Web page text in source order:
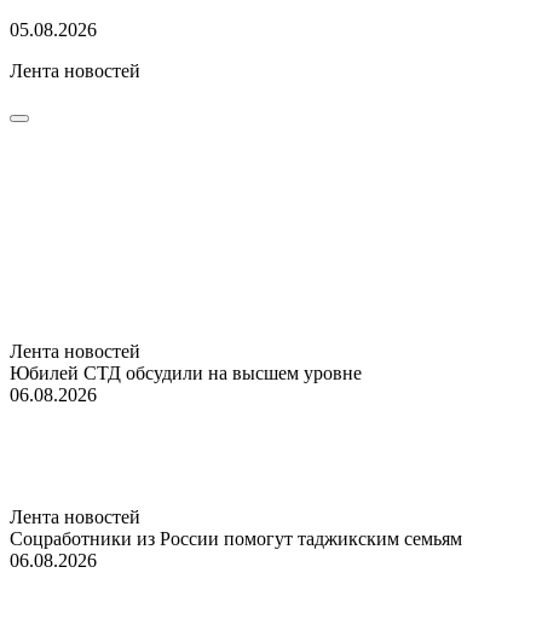
05.08.2026
Лента новостей
Лента новостей
Юбилей СТД обсудили на высшем уровне
06.08.2026
Лента новостей
Соцработники из России помогут таджикским семьям
06.08.2026